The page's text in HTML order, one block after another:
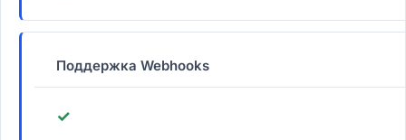
Поддержка Webhooks
✓